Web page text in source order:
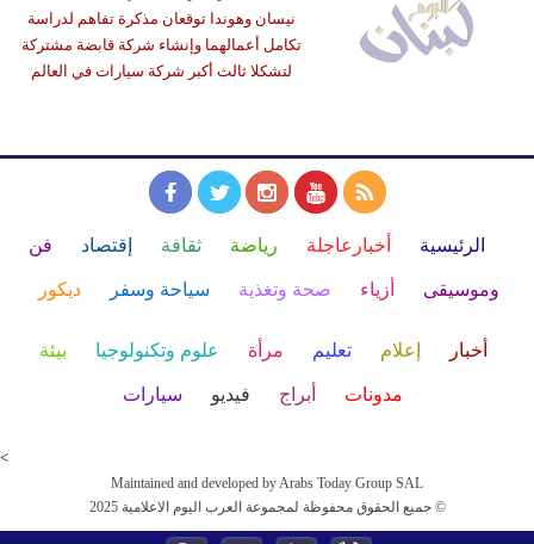
نيسان وهوندا توقعان مذكرة تفاهم لدراسة
تكامل أعمالهما وإنشاء شركة قابضة مشتركة
لتشكلا ثالث أكبر شركة سيارات في العالم
الرئيسية أخبارعاجلة رياضة ثقافة إقتصاد فن
وموسيقى أزياء صحة وتغذية سياحة وسفر ديكور
أخبار إعلام تعليم مرأة علوم وتكنولوجيا بيئة
مدونات أبراج فيديو سيارات
<
Maintained and developed by Arabs Today Group SAL
جميع الحقوق محفوظة لمجموعة العرب اليوم الاعلامية 2025 ©